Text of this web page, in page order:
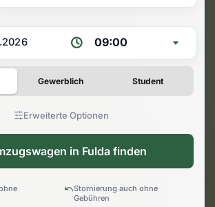
09:00
Gewerblich Student
Erweiterte Optionen
in Fulda finden
Stornierung auch ohne
Gebühren